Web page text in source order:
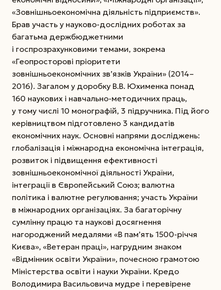
«Зовнішньоекономічна діяльність підприємств».
Брав участь у науково-дослідних роботах за
багатьма держбюджетними
і госпрозрахунковими темами, зокрема
«Геопросторові пріоритети
зовнішньоекономічних зв’язків України» (2014–
2016). Загалом у доробку В.В. Юхименка понад
160 наукових і навчально-методичних праць,
у тому числі 10 монографій, 3 підручника. Під його
керівництвом підготовлено 3 кандидатів
економічних наук. Основні напрями досліджень:
глобалізація і міжнародна економічна інтеграція,
розвиток і підвищення ефективності
зовнішньоекономічної діяльності України,
інтеграції в Європейський Союз; валютна
політика і валютне регулювання; участь України
в міжнародних організаціях. За багаторічну
сумлінну працю та наукові досягнення
нагороджений медалями «В пам’ять 1500-річчя
Києва», «Ветеран праці», нагрудним знаком
«Відмінник освіти України», почесною грамотою
Міністерства освіти і науки України. Кредо
Володимира Васильовича мудре і перевірене